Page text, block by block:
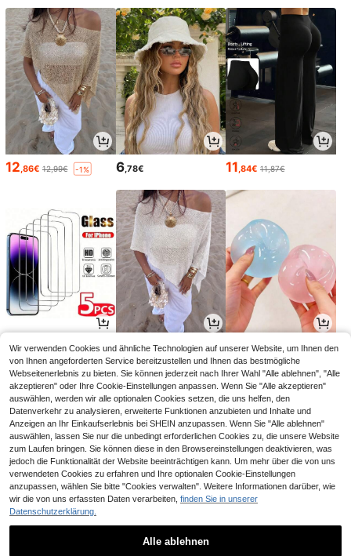
12,86€ 12,99€ -1% 6,78€ 11,84€ 11,87€
3,17€ 14,49€ 3,08€
12
Wir verwenden Cookies und ähnliche Technologien auf unserer Website, um Ihnen den
von Ihnen angeforderten Service bereitzustellen und Ihnen das bestmögliche
Webseitenerlebnis zu bieten. Sie können jederzeit nach Ihrer Wahl "Alle ablehnen", "Alle
akzeptieren" oder Ihre Cookie-Einstellungen anpassen. Wenn Sie "Alle akzeptieren"
auswählen, werden wir alle optionalen Cookies setzen, die uns helfen, den
Datenverkehr zu analysieren, erweiterte Funktionen anzubieten und Inhalte und
Anzeigen an Ihr Einkaufserlebnis bei SHEIN anzupassen. Wenn Sie "Alle ablehnen"
auswählen, lassen Sie nur die unbedingt erforderlichen Cookies zu, die unsere Website
zum Laufen bringen. Sie können diese in den Browsereinstellungen deaktivieren, was
jedoch die Funktionalität der Website beeinträchtigen kann. Um mehr über die von uns
verwendeten Cookies zu erfahren und Ihre optionalen Cookie-Einstellungen
anzupassen, wählen Sie bitte "Cookies verwalten". Weitere Informationen darüber, wie
wir die von uns erfassten Daten verarbeiten, finden Sie in unserer
Datenschutzerklärung.
Alle ablehnen